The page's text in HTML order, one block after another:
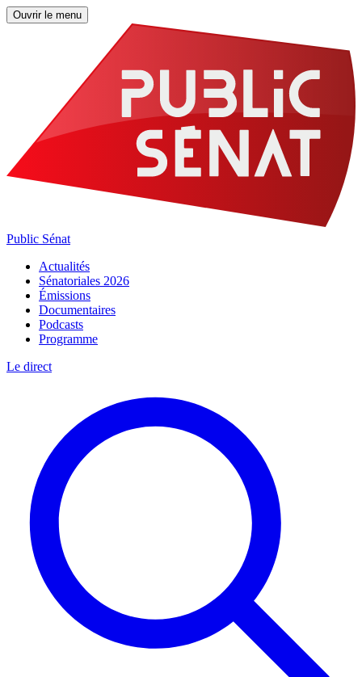
Ouvrir le menu
Public Sénat
Actualités
Sénatoriales 2026
Émissions
Documentaires
Podcasts
Programme
Le direct